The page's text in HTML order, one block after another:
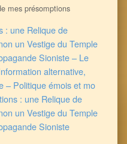
mes présomptions
: une Relique de
un Vestige du Temple
Sioniste – Le
alternative,
– Politique émois et mo
: une Relique de
un Vestige du Temple
Sioniste